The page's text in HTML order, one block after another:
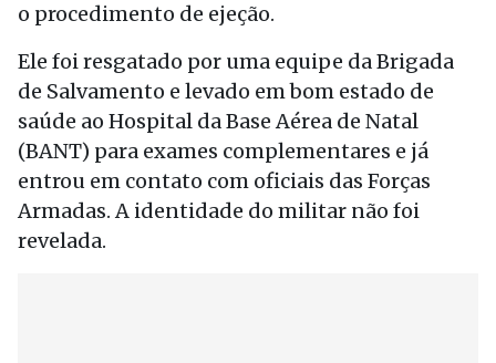
o procedimento de ejeção.
Ele foi resgatado por uma equipe da Brigada
de Salvamento e levado em bom estado de
saúde ao Hospital da Base Aérea de Natal
(BANT) para exames complementares e já
entrou em contato com oficiais das Forças
Armadas. A identidade do militar não foi
revelada.